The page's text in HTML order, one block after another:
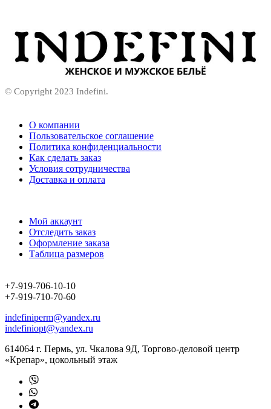
© Copyright 2023 Indefini.
О компании
Пользовательское соглашение
Политика конфиденциальности
Как сделать заказ
Условия сотрудничества
Доставка и оплата
Мой аккаунт
Отследить заказ
Оформление заказа
Таблица размеров
+7-919-706-10-10
+7-919-710-70-60
indefiniperm@yandex.ru
indefiniopt@yandex.ru
614064 г. Пермь, ул. Чкалова 9Д, Торгово-деловой центр
«Крепар», цокольный этаж